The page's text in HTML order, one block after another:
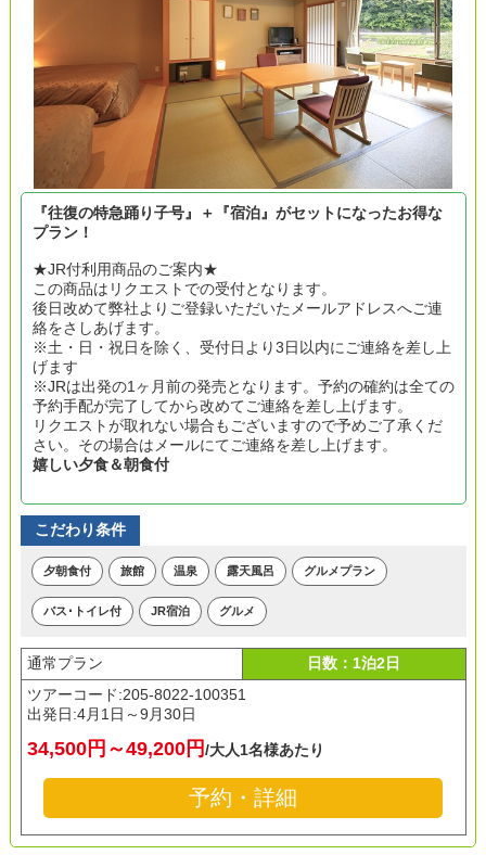
『往復の特急踊り子号』＋『宿泊』がセットになったお得な
プラン！
★JR付利用商品のご案内★
この商品はリクエストでの受付となります。
後日改めて弊社よりご登録いただいたメールアドレスへご連
絡をさしあげます。
※土・日・祝日を除く、受付日より3日以内にご連絡を差し上
げます
※JRは出発の1ヶ月前の発売となります。予約の確約は全ての
予約手配が完了してから改めてご連絡を差し上げます。
リクエストが取れない場合もございますので予めご了承くだ
さい。その場合はメールにてご連絡を差し上げます。
嬉しい夕食＆朝食付
こだわり条件
夕朝食付 旅館 温泉 露天風呂 グルメプラン
バス･トイレ付 JR宿泊 グルメ
通常プラン
日数：1泊2日
ツアーコード:205-8022-100351
出発日:4月1日～9月30日
34,500円～49,200円/大人1名様あたり
予約・詳細